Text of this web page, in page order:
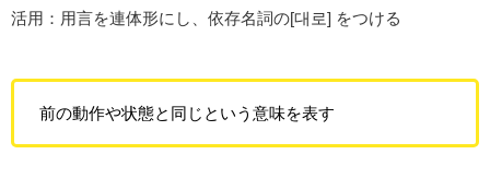
活用：用言を連体形にし、依存名詞の[대로] をつける
前の動作や状態と同じという意味を表す